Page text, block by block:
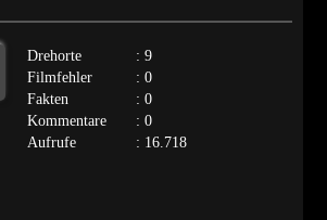
Drehorte
: 9
Filmfehler
: 0
Fakten
: 0
Kommentare
: 0
Aufrufe
: 16.718